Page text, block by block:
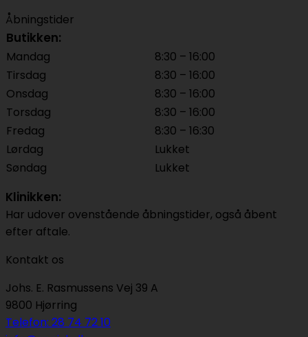
Åbningstider
Butikken:
Mandag
8:30 – 16:00
Tirsdag
8:30 – 16:00
Onsdag
8:30 – 16:00
Torsdag
8:30 – 16:00
Fredag
8:30 – 16:30
Lørdag
Lukket
Søndag
Lukket
Klinikken:
Har udover ovenstående åbningstider, også åbent
efter aftale.
Kontakt os
Johs. E. Rasmussens Vej 39 A
9800 Hjørring
Telefon: 28 74 72 10